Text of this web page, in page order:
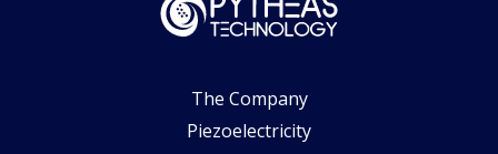
The Company
Piezoelectricity